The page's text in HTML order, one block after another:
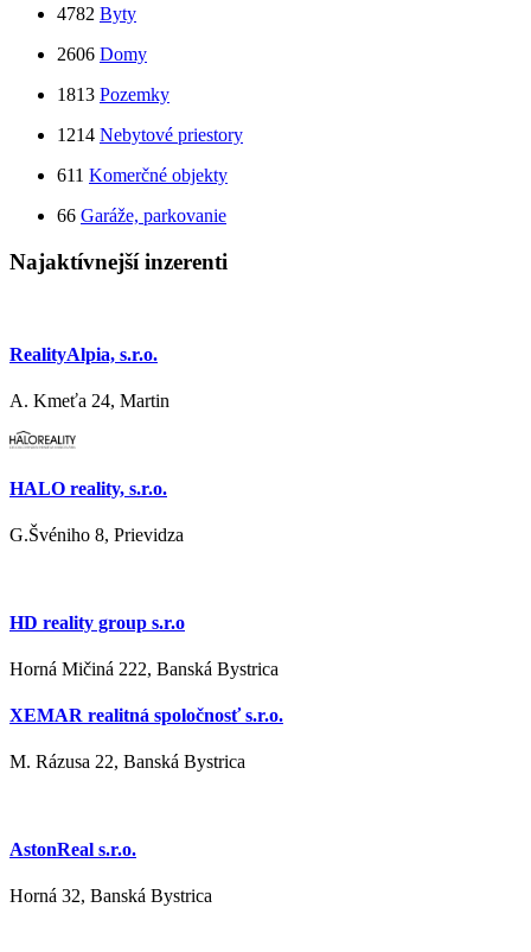
4782 Byty
2606 Domy
1813 Pozemky
1214 Nebytové priestory
611 Komerčné objekty
66 Garáže, parkovanie
Najaktívnejší inzerenti
RealityAlpia, s.r.o.
A. Kmeťa 24, Martin
HALO reality, s.r.o.
G.Švéniho 8, Prievidza
HD reality group s.r.o
Horná Mičiná 222, Banská Bystrica
XEMAR realitná spoločnosť s.r.o.
M. Rázusa 22, Banská Bystrica
AstonReal s.r.o.
Horná 32, Banská Bystrica